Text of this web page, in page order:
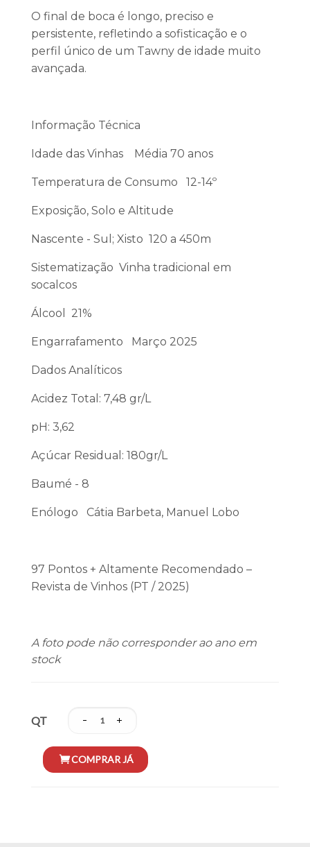
O final de boca é longo, preciso e
persistente, refletindo a sofisticação e o
perfil único de um Tawny de idade muito
avançada.
Informação Técnica
Idade das Vinhas Média 70 anos
Temperatura de Consumo 12-14º
Exposição, Solo e Altitude
Nascente - Sul; Xisto 120 a 450m
Sistematização Vinha tradicional em
socalcos
Álcool 21%
Engarrafamento Março 2025
Dados Analíticos
Acidez Total: 7,48 gr/L
pH: 3,62
Açúcar Residual: 180gr/L
Baumé - 8
Enólogo Cátia Barbeta, Manuel Lobo
97 Pontos + Altamente Recomendado –
Revista de Vinhos (PT / 2025)
A foto pode não corresponder ao ano em
stock
QT